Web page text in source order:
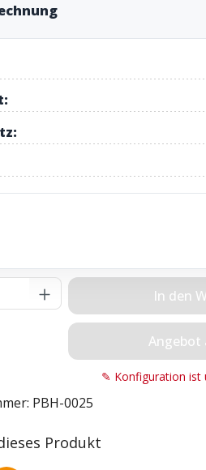
Gib den In den
Angebot
✎ Konfiguration ist
PBH-0025
Produkt